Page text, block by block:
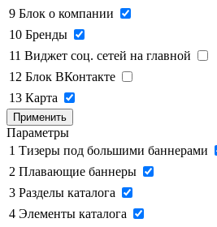
9 Блок о компании
10 Бренды
11 Виджет соц. сетей на главной
12 Блок ВКонтакте
13 Карта
Применить
Параметры
1 Тизеры под большими баннерами
2 Плавающие баннеры
3 Разделы каталога
4 Элементы каталога